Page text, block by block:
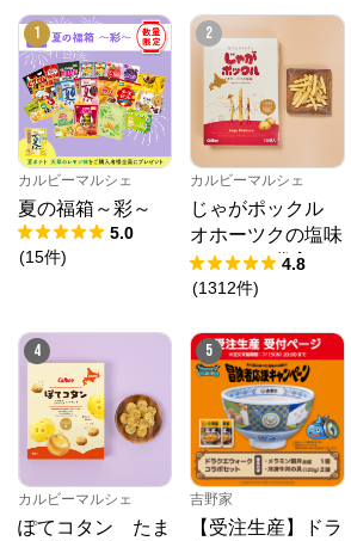
1
カルビーマルシェ
夏の福箱～彩～
5.0
(15件)
2
カルビーマルシェ
じゃがポックル
オホーツクの塩味
（18g×10袋入）
4.8
(1312件)
4
カルビーマルシェ
ぽてコタン たま
5
吉野家
【受注生産】ドラ